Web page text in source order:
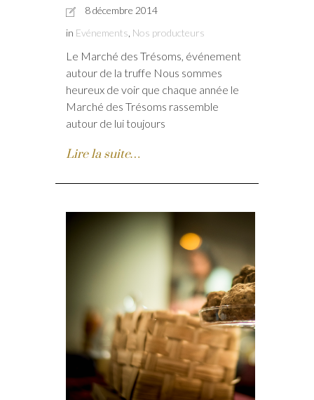
8 décembre 2014
in Evénements, Nos producteurs
Le Marché des Trésoms, événement
autour de la truffe Nous sommes
heureux de voir que chaque année le
Marché des Trésoms rassemble
autour de lui toujours
Lire la suite…